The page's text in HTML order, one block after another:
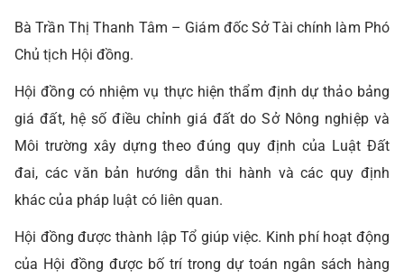
Bà Trần Thị Thanh Tâm – Giám đốc Sở Tài chính làm Phó
Chủ tịch Hội đồng.
Hội đồng có nhiệm vụ thực hiện thẩm định dự thảo bảng
giá đất, hệ số điều chỉnh giá đất do Sở Nông nghiệp và
Môi trường xây dựng theo đúng quy định của Luật Đất
đai, các văn bản hướng dẫn thi hành và các quy định
khác của pháp luật có liên quan.
Hội đồng được thành lập Tổ giúp việc. Kinh phí hoạt động
của Hội đồng được bố trí trong dự toán ngân sách hàng